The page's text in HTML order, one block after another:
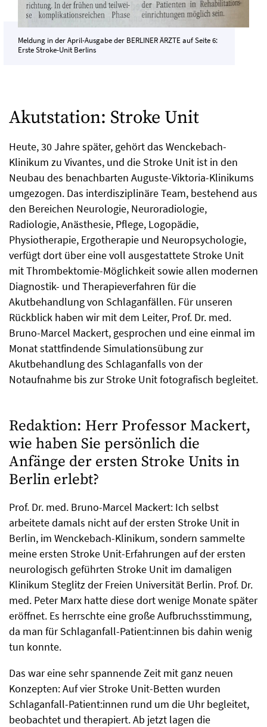
Meldung in der April-Ausgabe der BERLINER ÄRZTE auf Seite 6:
Erste Stroke-Unit Berlins
Akutstation: Stroke Unit
Heute, 30 Jahre später, gehört das Wenckebach-
Klinikum zu Vivantes, und die Stroke Unit ist in den
Neubau des benachbarten Auguste-Viktoria-Klinikums
umgezogen. Das interdisziplinäre Team, bestehend aus
den Bereichen Neurologie, Neuroradiologie,
Radiologie, Anästhesie, Pflege, Logopädie,
Physiotherapie, Ergotherapie und Neuropsychologie,
verfügt dort über eine voll ausgestattete Stroke Unit
mit Thrombektomie-Möglichkeit sowie allen modernen
Diagnostik- und Therapieverfahren für die
Akutbehandlung von Schlaganfällen. Für unseren
Rückblick haben wir mit dem Leiter, Prof. Dr. med.
Bruno-Marcel Mackert, gesprochen und eine einmal im
Monat stattfindende Simulationsübung zur
Akutbehandlung des Schlaganfalls von der
Notaufnahme bis zur Stroke Unit fotografisch begleitet.
Redaktion: Herr Professor Mackert,
wie haben Sie persönlich die
Anfänge der ersten Stroke Units in
Berlin erlebt?
Prof. Dr. med. Bruno-Marcel Mackert: Ich selbst
arbeitete damals nicht auf der ersten Stroke Unit in
Berlin, im Wenckebach-Klinikum, sondern sammelte
meine ersten Stroke Unit-Erfahrungen auf der ersten
neurologisch geführten Stroke Unit im damaligen
Klinikum Steglitz der Freien Universität Berlin. Prof. Dr.
med. Peter Marx hatte diese dort wenige Monate später
eröffnet. Es herrschte eine große Aufbruchsstimmung,
da man für Schlaganfall-Patient:innen bis dahin wenig
tun konnte.
Das war eine sehr spannende Zeit mit ganz neuen
Konzepten: Auf vier Stroke Unit-Betten wurden
Schlaganfall-Patient:innen rund um die Uhr begleitet,
beobachtet und therapiert. Ab jetzt lagen die